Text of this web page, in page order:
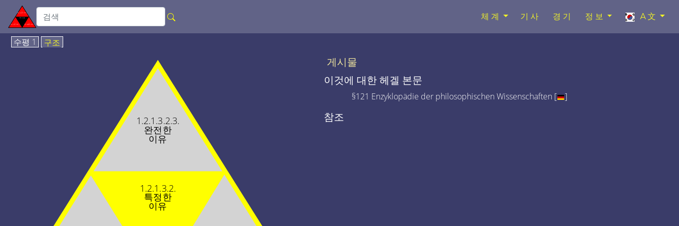
체계 기사 경기 정보 A文
수평 1 구조
1.2.1.3.2.
특정한
이유
1.2.1.3.2.3.
완전한
이유
게시물
이것에 대한 헤겔 본문
§121 Enzyklopädie der philosophischen Wissenschaften [ ]
참조